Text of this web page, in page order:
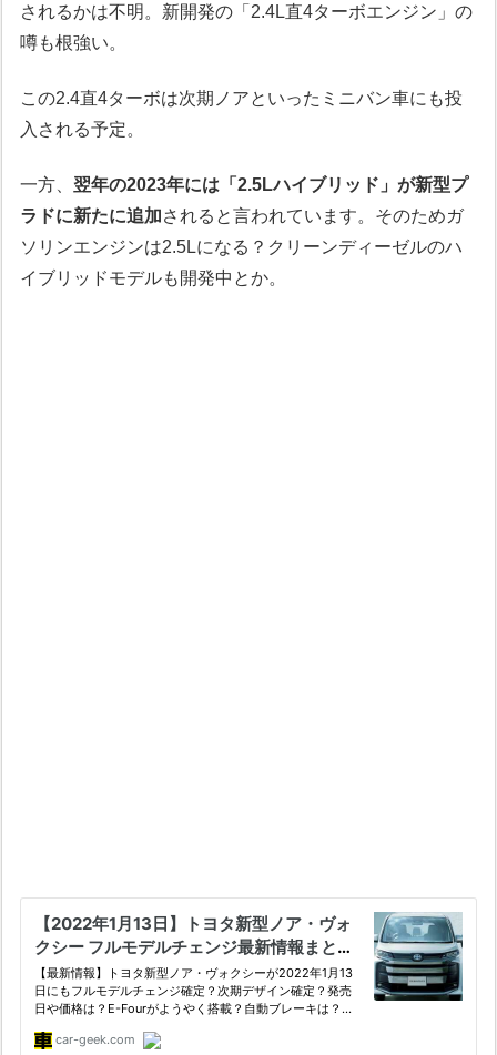
されるかは不明。新開発の「2.4L直4ターボエンジン」の
噂も根強い。
この2.4直4ターボは次期ノアといったミニバン車にも投
入される予定。
一方、 翌年の2023年には「2.5Lハイブリッド」が新型プ
ラドに新たに追加されると言われています。そのためガ
ソリンエンジンは2.5Lになる？クリーンディーゼルのハ
イブリッドモデルも開発中とか。